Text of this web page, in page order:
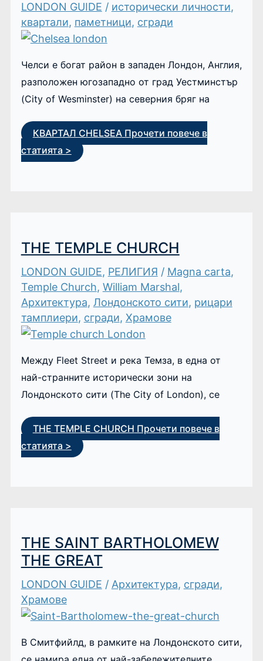
LONDON GUIDE / исторически личности,
квартали, паметници, сгради
Челси е богат район в западен Лондон, Англия,
разположен югозападно от град Уестминстър
(City of Wesminster) на северния бряг на
КВАРТАЛ CHELSEAПрочети повече в
статията >
THE TEMPLE CHURCH
LONDON GUIDE, РЕЛИГИЯ / Magna carta,
Temple Church, William Marshal,
Архитектура, Лондонското сити, рицари
тамплиери, сгради, Храмове
Между Fleet Street и река Темза, в една от
най-странните исторически зони на
Лондонското сити (The City of London), се
THE TEMPLE CHURCH Прочети повече в
статията >
THE SAINT BARTHOLOMEW
THE GREAT
LONDON GUIDE / Архитектура, сгради,
Храмове
В Смитфийлд, в рамките на Лондонското сити,